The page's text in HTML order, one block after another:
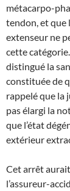
métacarpo-
tendon, et que
extenseur ne
cette
distingué la
constituée de
rappelé que la
pas élargi la
que l’état
extérieur
Cet arrêt
l’assureur-